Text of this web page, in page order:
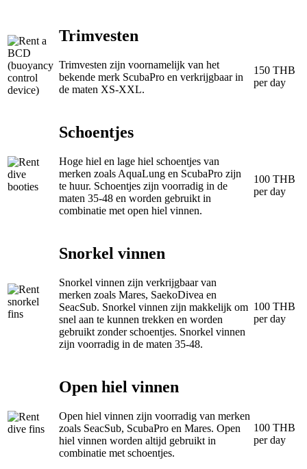
Trimvesten
Trimvesten zijn voornamelijk van het
bekende merk ScubaPro en verkrijgbaar in
de maten XS-XXL.
150 THB
per day
Schoentjes
Hoge hiel en lage hiel schoentjes van
merken zoals AquaLung en ScubaPro zijn
te huur. Schoentjes zijn voorradig in de
maten 35-48 en worden gebruikt in
combinatie met open hiel vinnen.
100 THB
per day
Snorkel vinnen
Snorkel vinnen zijn verkrijgbaar van
merken zoals Mares, SaekoDivea en
SeacSub. Snorkel vinnen zijn makkelijk om
snel aan te kunnen trekken en worden
gebruikt zonder schoentjes. Snorkel vinnen
zijn voorradig in de maten 35-48.
100 THB
per day
Open hiel vinnen
Open hiel vinnen zijn voorradig van merken
zoals SeacSub, ScubaPro en Mares. Open
hiel vinnen worden altijd gebruikt in
combinatie met schoentjes.
100 THB
per day